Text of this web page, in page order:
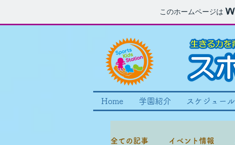
このホームページは
Home 学園紹介 スケジュール
全ての記事 イベント情報